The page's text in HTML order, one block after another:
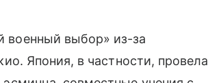
выбор» из-за
Япония, в частности, провела